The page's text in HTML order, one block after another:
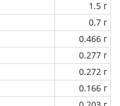
1.5 г
0.7 г
0.466 г
0.277 г
0.272 г
0.166 г